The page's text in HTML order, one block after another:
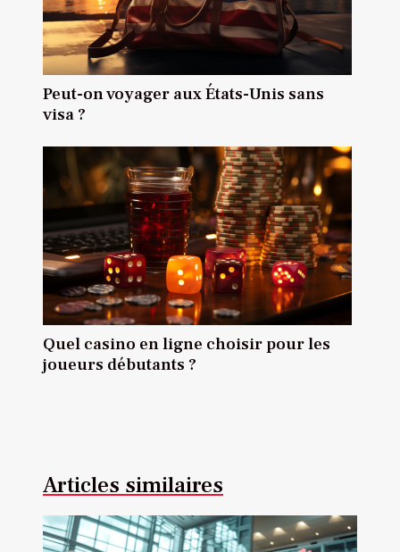
Peut-on voyager aux États-Unis sans
visa ?
Quel casino en ligne choisir pour les
joueurs débutants ?
Articles similaires